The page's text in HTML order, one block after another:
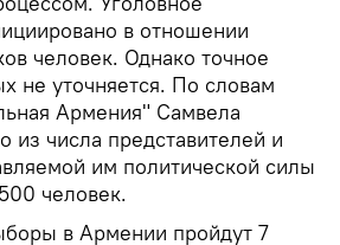
в отношении
человек. Однако точное
не уточняется. По словам
Армения" Самвела
из числа представителей и
им политической силы
человек.
в Армении пройдут 7